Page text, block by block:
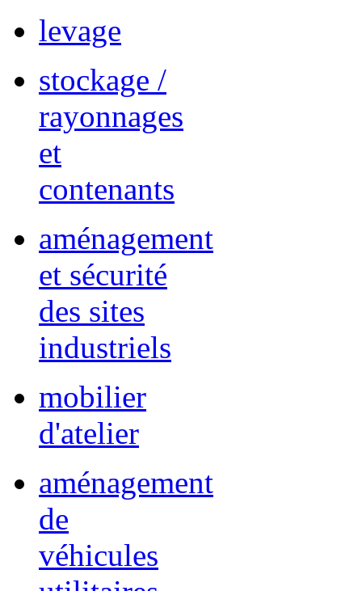
levage
stockage /
rayonnages
et
contenants
aménagement
et sécurité
des sites
industriels
mobilier
d'atelier
aménagement
de
véhicules